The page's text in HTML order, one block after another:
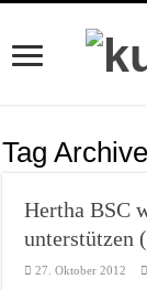
Tag
Hertha BSC
unterstützen
27. Oktober 2012